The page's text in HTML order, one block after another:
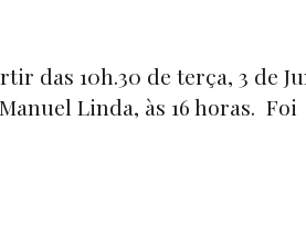
das 10h.30 de terça, 3 de
Linda, às 16 horas. Foi